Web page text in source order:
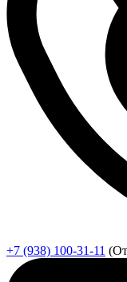
+7 (938) 100-31-11